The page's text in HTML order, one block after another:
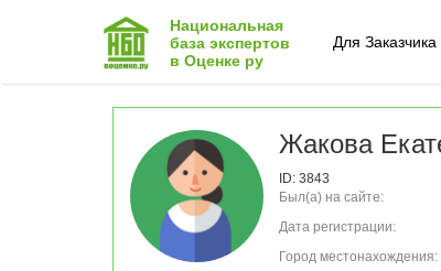
Национальная
база экспертов
в Оценке ру
Для Заказчика
Жакова
ID: 3843
Был(а) на сайте:
Дата регистрации:
Город местонахождения: